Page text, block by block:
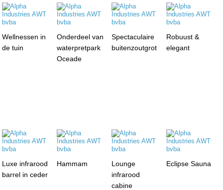
Wellnessen in
de tuin
Onderdeel van
waterpretpark
Oceade
Spectaculaire
buitenzoutgrot
Robuust &
elegant
Luxe infrarood
barrel in ceder
Hammam
Lounge
infrarood
cabine
Eclipse Sauna